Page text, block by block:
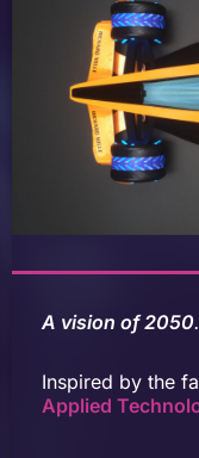
A vision of 2050.
Inspired by the
Applied